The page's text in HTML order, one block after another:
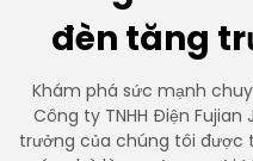
đèn tăng
Khám phá sức mạnh
Công ty TNHH Điện
trưởng của chúng tôi được